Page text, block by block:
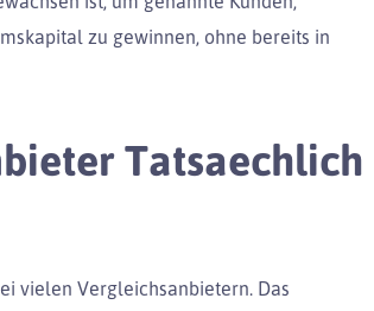
zu gewinnen, ohne bereits in
Tatsaechlich
vielen Vergleichsanbietern. Das